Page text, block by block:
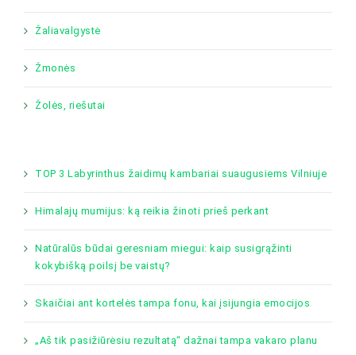
Žaliavalgystė
Žmonės
Žolės, riešutai
TOP 3 Labyrinthus žaidimų kambariai suaugusiems Vilniuje
Himalajų mumijus: ką reikia žinoti prieš perkant
Natūralūs būdai geresniam miegui: kaip susigrąžinti
kokybišką poilsį be vaistų?
Skaičiai ant kortelės tampa fonu, kai įsijungia emocijos
„Aš tik pasižiūrėsiu rezultatą“ dažnai tampa vakaro planu